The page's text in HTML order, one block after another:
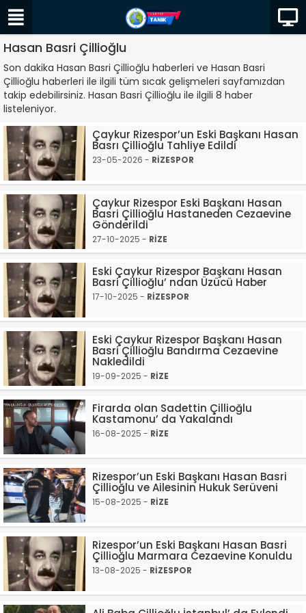
Hasan Basri Çillioğlu
Son dakika Hasan Basri Çillioğlu haberleri ve Hasan Basri
Çillioğlu haberleri ile ilgili tüm sıcak gelişmeleri sayfamızdan
takip edebilirsiniz. Hasan Basri Çillioğlu ile ilgili 8 haber
listeleniyor.
Çaykur Rizespor’un Eski Başkanı Hasan
Basrı Çillioğlu Tahliye Edildi
23-05-2026 - RİZESPOR
Çaykur Rizespor Eski Başkanı Hasan
Basri Çillioğlu Hastaneden Cezaevine
Gönderildi
27-10-2025 - RİZE
Eski Çaykur Rizespor Başkanı Hasan
Basri Çillioğlu’ ndan Üzücü Haber
17-10-2025 - RİZESPOR
Eski Çaykur Rizespor Başkanı Hasan
Basri Çillioğlu Bandırma Cezaevine
Nakledildi
19-09-2025 - RİZE
Firarda olan Sadettin Çillioğlu
Kastamonu’ da Yakalandı
16-08-2025 - RİZE
Rizespor’un Eski Başkanı Hasan Basri
Çillioğlu ve Ailesinin Hukuk Serüveni
15-08-2025 - RİZE
Rizespor’un Eski Başkanı Hasan Basri
Çillioğlu Marmara Cezaevine Konuldu
13-08-2025 - RİZESPOR